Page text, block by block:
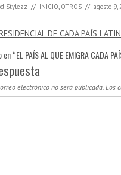
Stylezz // INICIO OTROS // agosto 9,
DE CADA PAÍS
en “EL PAÍS AL QUE EMIGRA CADA
electrónico no será publicada. Los